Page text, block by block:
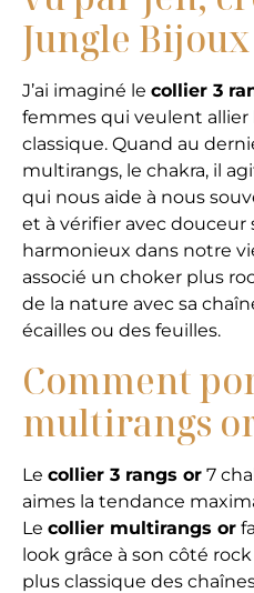
Jungle Bijoux
J’ai imaginé le collier 3
femmes qui veulent allier
classique. Quand au
multirangs, le chakra, il
qui nous aide à nous
et à vérifier avec
harmonieux dans notre
associé un choker plus
de la nature avec sa
écailles ou des feuilles.
Comment
multirangs
Le collier 3 rangs or 7
aimes la tendance
Le collier multirangs or
look grâce à son côté
plus classique des